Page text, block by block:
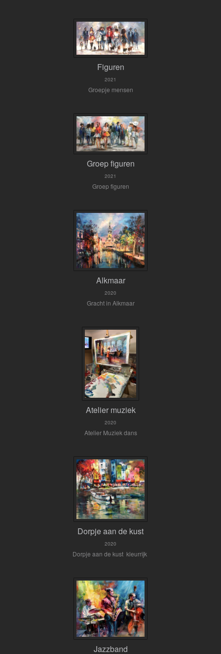
Figuren
2021
Groepje mensen
Groep figuren
2021
Groep figuren
Alkmaar
2020
Gracht in Alkmaar
Atelier muziek
2020
Atelier Muziek dans
Dorpje aan de kust
2020
Dorpje aan de kust kleurrijk
Jazzband